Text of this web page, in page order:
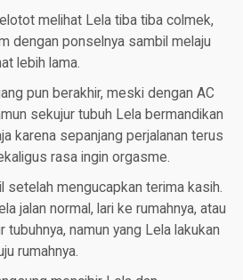
melihat Lela tiba tiba colmek,
dengan ponselnya sambil melaju
lebih lama.
pun berakhir, meski dengan AC
sekujur tubuh Lela bermandikan
karena sepanjang perjalanan terus
rasa ingin orgasme.
setelah mengucapkan terima kasih.
jalan normal, lari ke rumahnya, atau
tubuhnya, namun yang Lela lakukan
rumahnya.